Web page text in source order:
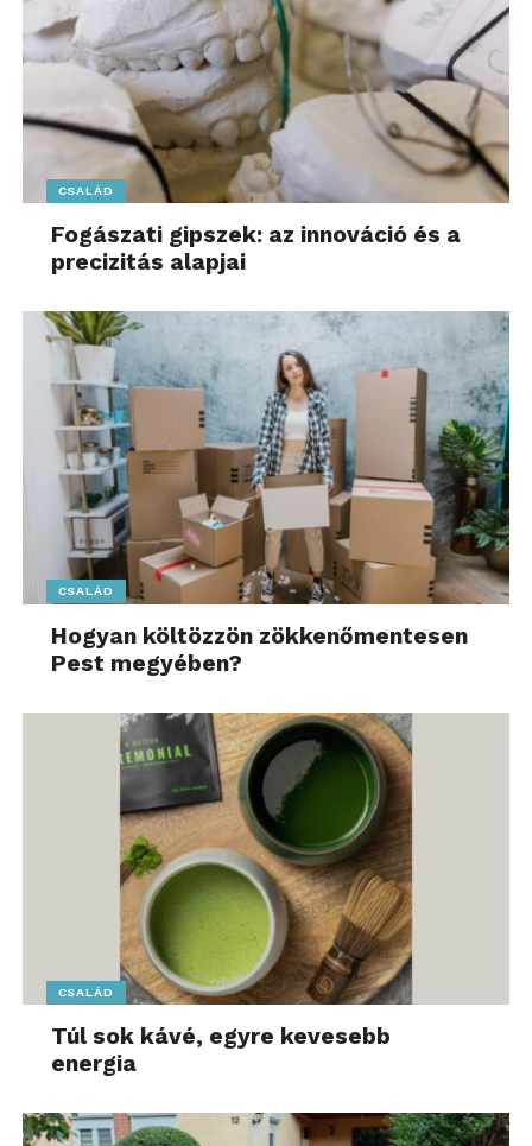
CSALÁD
Fogászati gipszek: az innováció és a
precizitás alapjai
CSALÁD
Hogyan költözzön zökkenőmentesen
Pest megyében?
CSALÁD
Túl sok kávé, egyre kevesebb
energia